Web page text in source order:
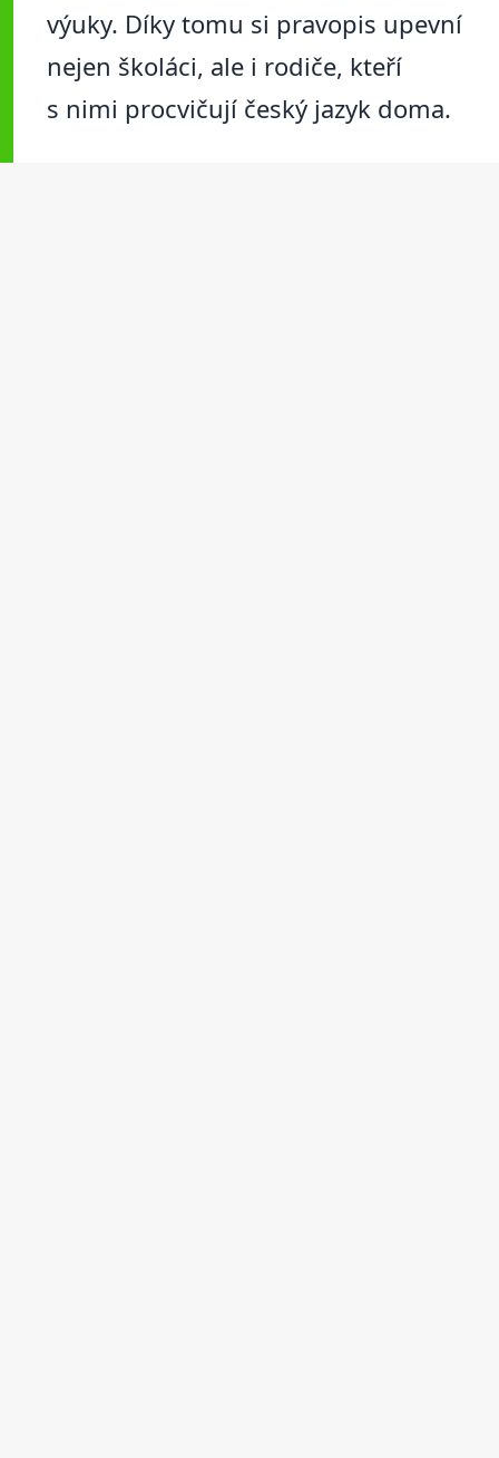
výuky. Díky tomu si pravopis upevní
nejen školáci, ale i rodiče, kteří
s nimi procvičují český jazyk doma.